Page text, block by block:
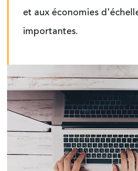
et aux économies
importantes.